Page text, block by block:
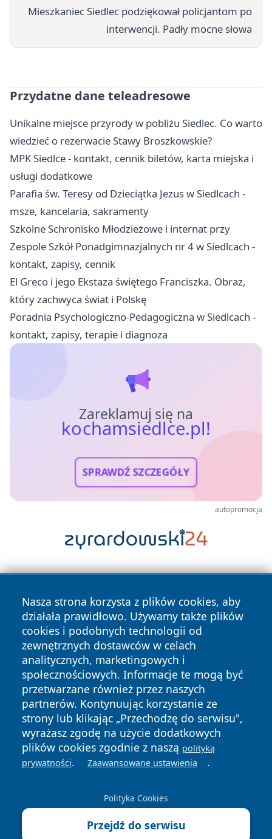
Mieszkaniec Siedlec podziękował policjantom po
interwencji. Padły mocne słowa
Przydatne dane teleadresowe
Unikalne miejsce przyrody w pobliżu Siedlec. Co warto
wiedzieć o rezerwacie Stawy Broszkowskie?
MPK Siedlce - kontakt, cennik biletów, karta miejska i
usługi dodatkowe
Parafia św. Teresy od Dzieciątka Jezus w Siedlcach -
msze, kancelaria, sakramenty
Szkolne Schronisko Młodzieżowe i internat przy
Zespole Szkół Ponadgimnazjalnych nr 4 w Siedlcach -
kontakt, zapisy, cennik
El Greco i jego Ekstaza świętego Franciszka. Obraz,
który zachwyca świat i Polskę
Poradnia Psychologiczno-Pedagogiczna w Siedlcach -
kontakt, zapisy, terapie i diagnoza
Zareklamuj się na
kochamsiedlce.pl!
SPRAWDŹ SZCZEGÓŁY
autopromocja
Nasza strona korzysta z plików cookies, aby
działała prawidłowo. Używamy także plików
cookies i podobnych technologii od
zewnętrznych dostawców w celach
analitycznych, marketingowych i
społecznościowych. Informacje te mogą być
przetwarzane również przez naszych
partnerów. Kontynuując korzystanie ze
strony lub klikając „Przechodzę do serwisu",
wyrażasz zgodę na użycie dodatkowych
plików cookies zgodnie z naszą polityką
prywatności. Zaawansowane ustawienia .
Polityka Cookies
Przejdź do serwisu
Copyright © 2026 kochamsiedlce.pl Wszystkie prawa
zastrzeżone.
News Autorzy
Polityka
Prywatności
Polityka
Cookies